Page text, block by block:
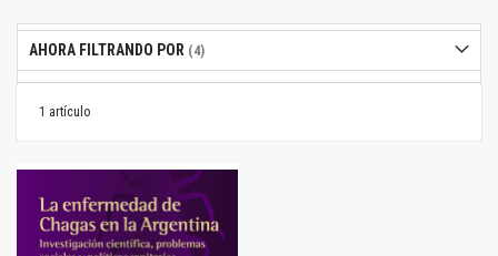
1 artículo
AHORA FILTRANDO POR